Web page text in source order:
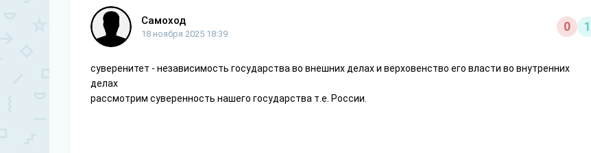
Самоход
18 ноября 2025 18:39
0 1
суверенитет - независимость государства во внешних делах и верховенство его власти во внутренних
делах
рассмотрим суверенность нашего государства т.е. России.